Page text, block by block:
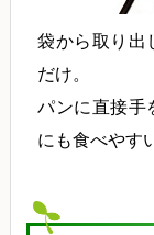
袋から取り出
だけ。
パンに直接手
にも食べやす